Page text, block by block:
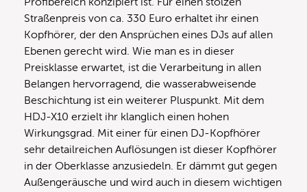
Straßenpreis von ca. 330 Euro erhaltet ihr einen
Kopfhörer, der den Ansprüchen eines DJs auf allen
Ebenen gerecht wird. Wie man es in dieser
Preisklasse erwartet, ist die Verarbeitung in allen
Belangen hervorragend, die wasserabweisende
Beschichtung ist ein weiterer Pluspunkt. Mit dem
HDJ-X10 erzielt ihr klanglich einen hohen
Wirkungsgrad. Mit einer für einen DJ-Kopfhörer
sehr detailreichen Auflösungen ist dieser Kopfhörer
in der Oberklasse anzusiedeln. Er dämmt gut gegen
Außengeräusche und wird auch in diesem wichtigen